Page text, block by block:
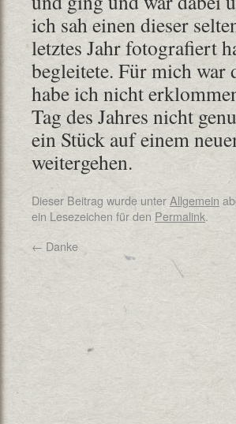
ich sah einen dieser
letztes Jahr fotografiert
begleitete. Für mich war
habe ich nicht
Tag des Jahres nicht
ein Stück auf einem
weitergehen.
Dieser Beitrag wurde unterAllgemein
ein Lesezeichen für den Permalink.
← Danke